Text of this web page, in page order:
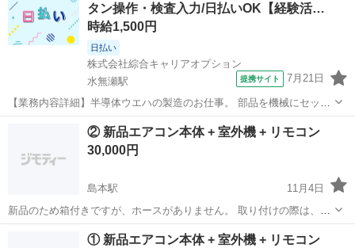
タン操作・検査入力/日払いOK【経験活…
時給1,500円
日払い
株式会社綜合キャリアオプション
水無瀬駅
提携サイト 7月21日
【業務内容詳細】半導体ウエハの製造のお仕事。 部品を機械にセット
しボタン操作や出来たものの検査、 検査結果の入力など。 ・割れやす
くかつ高価な製品および機械を扱います・2～3つの作業を順番に行な
っていただきます(マルチタスク...
水無瀬駅 工場
② 新品エアコン本体 + 室外機 + リモコン
30,000円
島本駅
11月4日
新品のため箱付きですが、ホースがありません。 取り付けの際は、個
人で業者手配とホース代をご負担ください。
島本駅 生活家電 個人
① 新品エアコン本体 + 室外機 + リモコン